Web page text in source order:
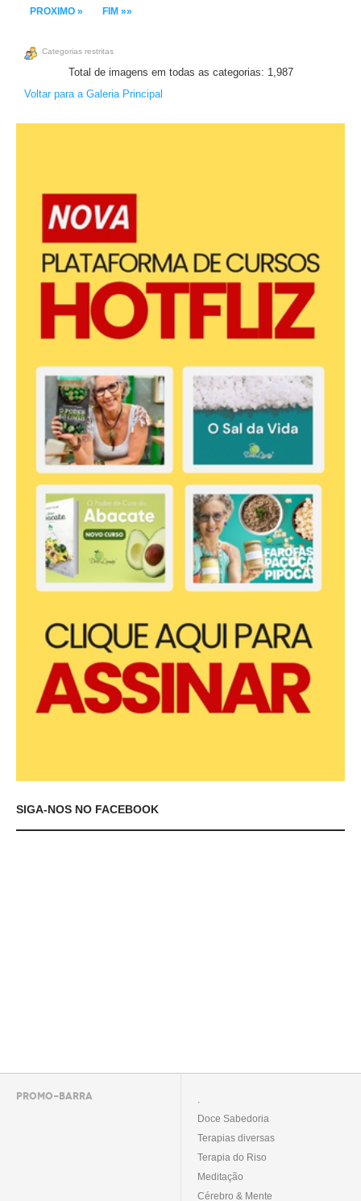
PROXIMO » FIM »»
Categorias restritas
Total de imagens em todas as categorias: 1,987
Voltar para a Galeria Principal
SIGA-NOS NO FACEBOOK
PROMO-BARRA
.
Doce Sabedoria
Terapias diversas
Terapia do Riso
Meditação
Cérebro & Mente